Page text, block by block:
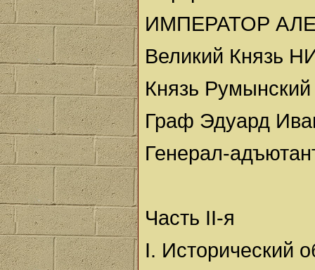
ИМПЕРАТОР
Великий Князь
Князь Румынский
Граф Эдуард
Генерал-
Часть II-я
I. Исторический